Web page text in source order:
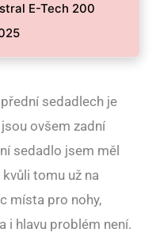
E-Tech 200
sedadlech je
ovšem zadní
sedadlo jsem měl
tomu už na
místa pro nohy,
i hlavu problém není.